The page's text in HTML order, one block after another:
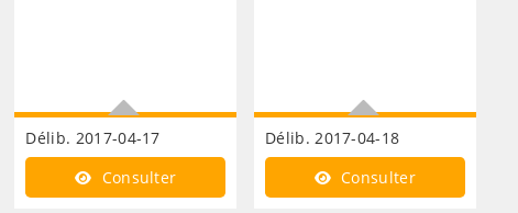
Délib. 2017-04-17
Finances vote des BP
Consulter
Délib. 2017-04-18
Finances tarifs de vente de
composteurs
Consulter